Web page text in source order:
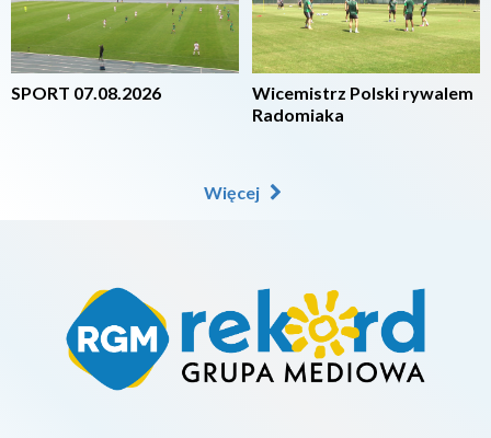
SPORT 07.08.2026
Wicemistrz Polski rywalem
Radomiaka
Więcej